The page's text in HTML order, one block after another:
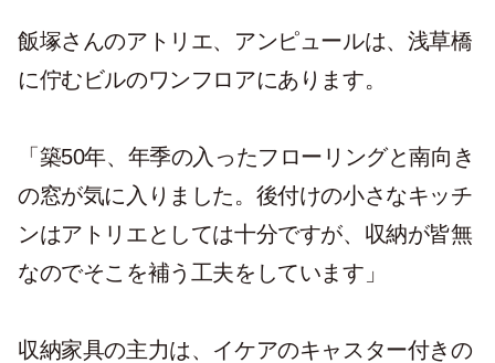
飯塚さんのアトリエ、アンピュールは、浅草橋
に佇むビルのワンフロアにあります。
「築50年、年季の入ったフローリングと南向き
の窓が気に入りました。後付けの小さなキッチ
ンはアトリエとしては十分ですが、収納が皆無
なのでそこを補う工夫をしています」
収納家具の主力は、イケアのキャスター付きの